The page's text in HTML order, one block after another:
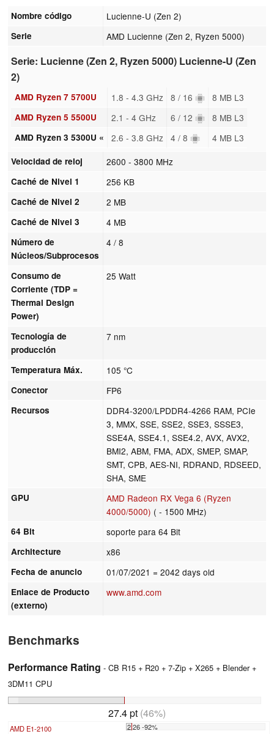
Nombre código Lucienne-U (Zen 2)
Serie AMD Lucienne (Zen 2, Ryzen 5000)
Serie: Lucienne (Zen 2, Ryzen 5000) Lucienne-U (Zen
2)
AMD Ryzen 7 5700U 1.8 - 4.3 GHz 8 / 16 8 MB L3
AMD Ryzen 5 5500U 2.1 - 4 GHz 6 / 12 8 MB L3
AMD Ryzen 3 5300U « 2.6 - 3.8 GHz 4 / 8 4 MB L3
Velocidad de reloj 2600 - 3800 MHz
Caché de Nivel 1 256 KB
Caché de Nivel 2 2 MB
Caché de Nivel 3 4 MB
Número de
Núcleos/Subprocesos
4 / 8
Consumo de
Corriente (TDP =
Thermal Design
Power)
25 Watt
Tecnología de
producción
7 nm
Temperatura Máx. 105 °C
Conector FP6
Recursos
DDR4-3200/LPDDR4-4266 RAM, PCIe
3, MMX, SSE, SSE2, SSE3, SSSE3,
SSE4A, SSE4.1, SSE4.2, AVX, AVX2,
BMI2, ABM, FMA, ADX, SMEP, SMAP,
SMT, CPB, AES-NI, RDRAND, RDSEED,
SHA, SME
GPU
AMD Radeon RX Vega 6 (Ryzen
4000/5000) ( - 1500 MHz)
64 Bit soporte para 64 Bit
Architecture x86
Fecha de anuncio 01/07/2021 = 2042 days old
Enlace de Producto
(externo)
www.amd.com
Benchmarks
Performance Rating - CB R15 + R20 + 7-Zip + X265 + Blender +
3DM11 CPU
27.4 pt (46%)
AMD E1-2100 2.26 -92%